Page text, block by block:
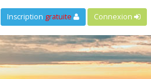
Inscription gratuite Connexion